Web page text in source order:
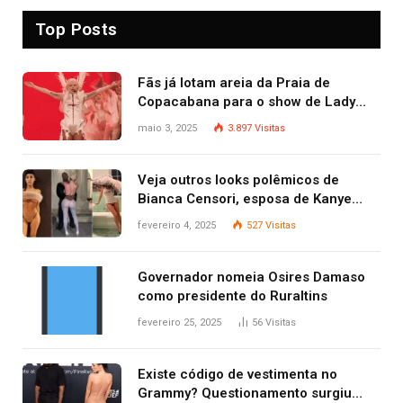
Top Posts
Fãs já lotam areia da Praia de
Copacabana para o show de Lady
Gaga
maio 3, 2025 3.897 Visitas
Veja outros looks polêmicos de
Bianca Censori, esposa de Kanye
West que apareceu nua no Grammy
fevereiro 4, 2025 527 Visitas
Governador nomeia Osires Damaso
como presidente do Ruraltins
fevereiro 25, 2025 56 Visitas
Existe código de vestimenta no
Grammy? Questionamento surgiu